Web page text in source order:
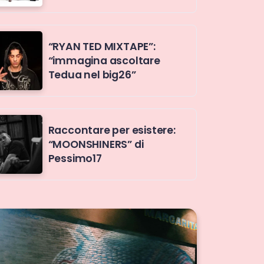
“RYAN TED MIXTAPE”:
“immagina ascoltare
Tedua nel big26”
Raccontare per esistere:
“MOONSHINERS” di
Pessimo17